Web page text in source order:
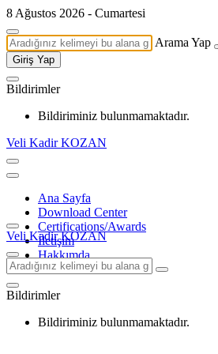
8 Ağustos 2026 - Cumartesi
Arama Yap
Giriş Yap
Bildirimler
Bildiriminiz bulunmamaktadır.
Veli Kadir KOZAN
Ana Sayfa
Download Center
Certifications/Awards
İletişim
Hakkımda
Veli Kadir KOZAN
Bildirimler
Bildiriminiz bulunmamaktadır.